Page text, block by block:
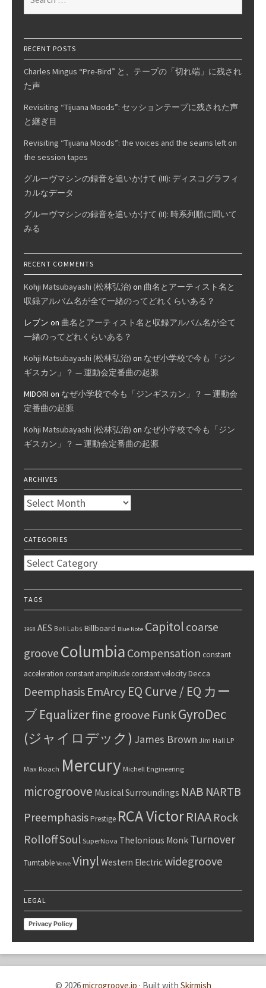
for:
RECENT POSTS
Charles Mingus “Pre-Bird” と、テープの「切れ端」に残され
た声
Revisiting “Tijuana Moods”: セッションテープに残された声
と継ぎ目
Revisiting “Tijuana Moods”: the voices and the seams left on
the session tapes
グルーヴマシンの録音を追いかけて (III): ディスコグラフィ
カルなデータ
グルーヴマシンの録音を追いかけて (II): 時系列順に聞いて
みる
RECENT COMMENTS
Kohji Matsubayashi (松林弘治) on 曲名とアーティスト名と
収録アルバム名が全て一緒のってどれくらいある？
レブン on 曲名とアーティスト名と収録アルバム名が全て
一緒のってどれくらいある？
Kohji Matsubayashi (松林弘治) on なぜ小学校で今も「ジン
ギスカン」？ — 運動会定番曲の起源
MIDORI on なぜ小学校で今も「ジンギスカン」？ — 運動会
定番曲の起源
Kohji Matsubayashi (松林弘治) on なぜ小学校で今も「ジン
ギスカン」？ — 運動会定番曲の起源
ARCHIVES
Archives
CATEGORIES
Categories
TAGS
1968 AES Bell Labs Billboard Blue Note Capitol coarse
groove Columbia Compensation constant
acceleration constant amplitude constant velocityDecca
Deemphasis EmArcyEQ Curve / EQ カー
ブEqualizerfine groove FunkGyroDec
(ジャイロデック) James Brown Jim Hall LP
Max Roach Mercury Michell Engineering
microgroove Musical Surroundings NAB NARTB
PreemphasisPrestige RCA VictorRIAA Rock
RolloffSoul SuperNova Thelonious Monk Turnover
Turntable Verve Vinyl Western Electricwidegroove
LEGAL
Privacy Policy
© 2026microgroove.jp · Built with Skirmish